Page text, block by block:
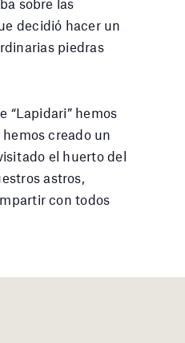
decidió hacer un
piedras
“Lapidari” hemos
creado un
el huerto del
astros,
con todos